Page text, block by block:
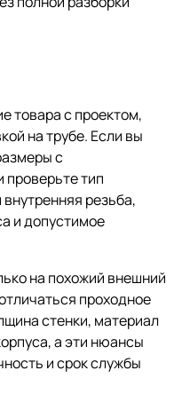
товара с проектом,
на трубе. Если вы
с
тип
резьба,
и допустимое
на похожий внешний
проходное
стенки, материал
а эти нюансы
и срок службы